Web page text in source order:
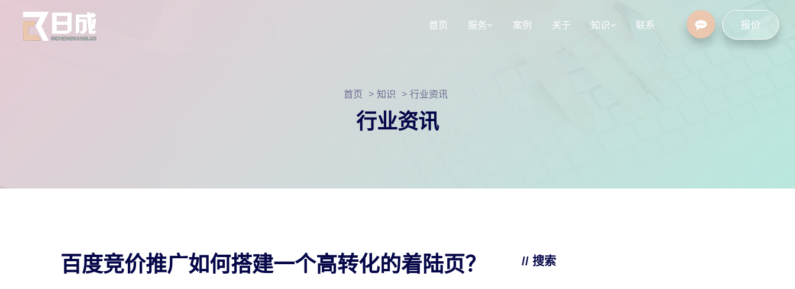
首页 服务 案例 关于 知识 联系 报价
首页 > 知识 > 行业资讯
行业资讯
百度竞价推广如何搭建一个高转化的着陆页？ // 搜索